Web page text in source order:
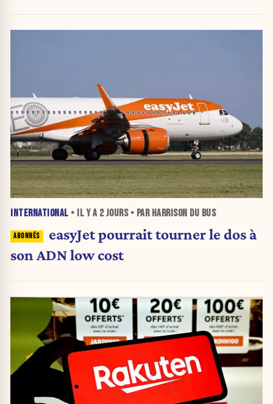
INTERNATIONAL • IL Y A 2 JOURS• PAR HARRISON DU BUS
easyJet pourrait tourner le dos à
son ADN low cost